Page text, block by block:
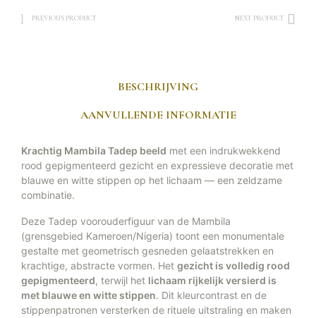
PREVIOUS PRODUCT NEXT PRODUCT
BESCHRIJVING
AANVULLENDE INFORMATIE
Krachtig Mambila Tadep beeld met een indrukwekkend
rood gepigmenteerd gezicht en expressieve decoratie met
blauwe en witte stippen op het lichaam — een zeldzame
combinatie.
Deze Tadep voorouderfiguur van de Mambila
(grensgebied Kameroen/Nigeria) toont een monumentale
gestalte met geometrisch gesneden gelaatstrekken en
krachtige, abstracte vormen. Het gezicht is volledig rood
gepigmenteerd, terwijl het lichaam rijkelijk versierd is
met blauwe en witte stippen. Dit kleurcontrast en de
stippenpatronen versterken de rituele uitstraling en maken